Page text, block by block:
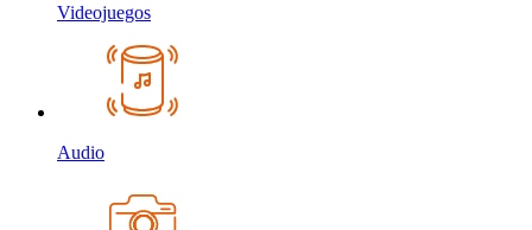
Videojuegos
Audio